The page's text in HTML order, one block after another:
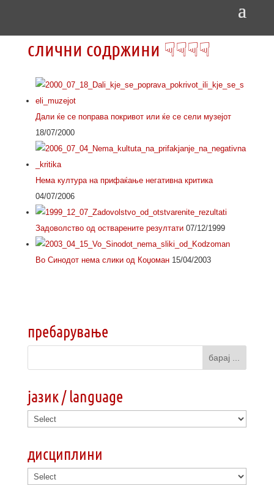
слични содржини ☟☟☟☟
Дали ќе се поправа покривот или ќе се сели музејот
18/07/2000
Нема култура на прифаќање негативна критика
04/07/2006
Задоволство од остварените резултати07/12/1999
Во Синодот нема слики од Коџоман15/04/2003
пребарување
јазик / language
дисциплини